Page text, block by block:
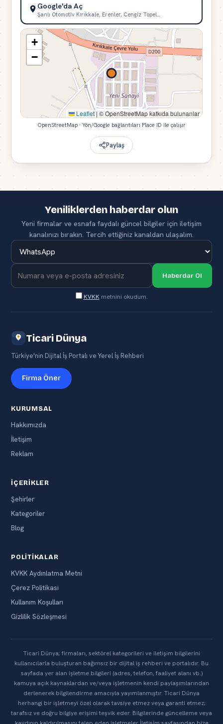
Google'da Aç
Şanlı Otomotiv Kırıkkale, Erenler, Cengiz Topel…
+
−
Leaflet | © OpenStreetMap katkıda bulunanlar
OpenStreetMap · Yön/Google bağlantıları Place ID ile çalışır
Paylaş
Yeniliklerden haberdar olun
Yeni firmalar ve esnafa faydalı güncel bilgiler için iletişim
kanalınızı bırakın. Tercih ettiğiniz kanaldan ulaşalım.
Haberdar Ol
KVKK metnini okudum.
Ticari Dünya
Türkiye'nin Dijital İş Portalı ve Yerel İş Rehberi
Firma Öner
KURUMSAL
Hakkımızda
İletişim
Reklam
İÇERIKLER
Şehirler
Kategoriler
Blog
POLITIKALAR
KVKK Aydınlatma Metni
Çerez Politikası
Kullanım Koşulları
Gizlilik Sözleşmesi
Ticari Dünya; firmaları, sektörel kategorileri ve iletişim bilgilerini
kullanıcılarla buluşturan bağımsız bir dijital iş rehberi ve portalıdır. Bu
sayfada yer alan işletme bilgileri (adres, telefon, faaliyet alanı vb.)
kamuya açık kaynaklardan ve/veya işletmenin kendi paylaşımlarından
derlenerek bilgilendirme amacıyla yayımlanmıştır. Ticari Dünya
herhangi bir işletmeyi özel olarak tavsiye etmez veya garanti etmez;
tarafsız ve doğru bilgiye erişimi teşvik eder. Bilgilerinde güncelleme veya